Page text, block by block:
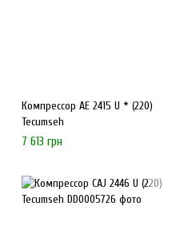
Компрессор AE 2415 U * (220)
Tecumseh
7 613 грн